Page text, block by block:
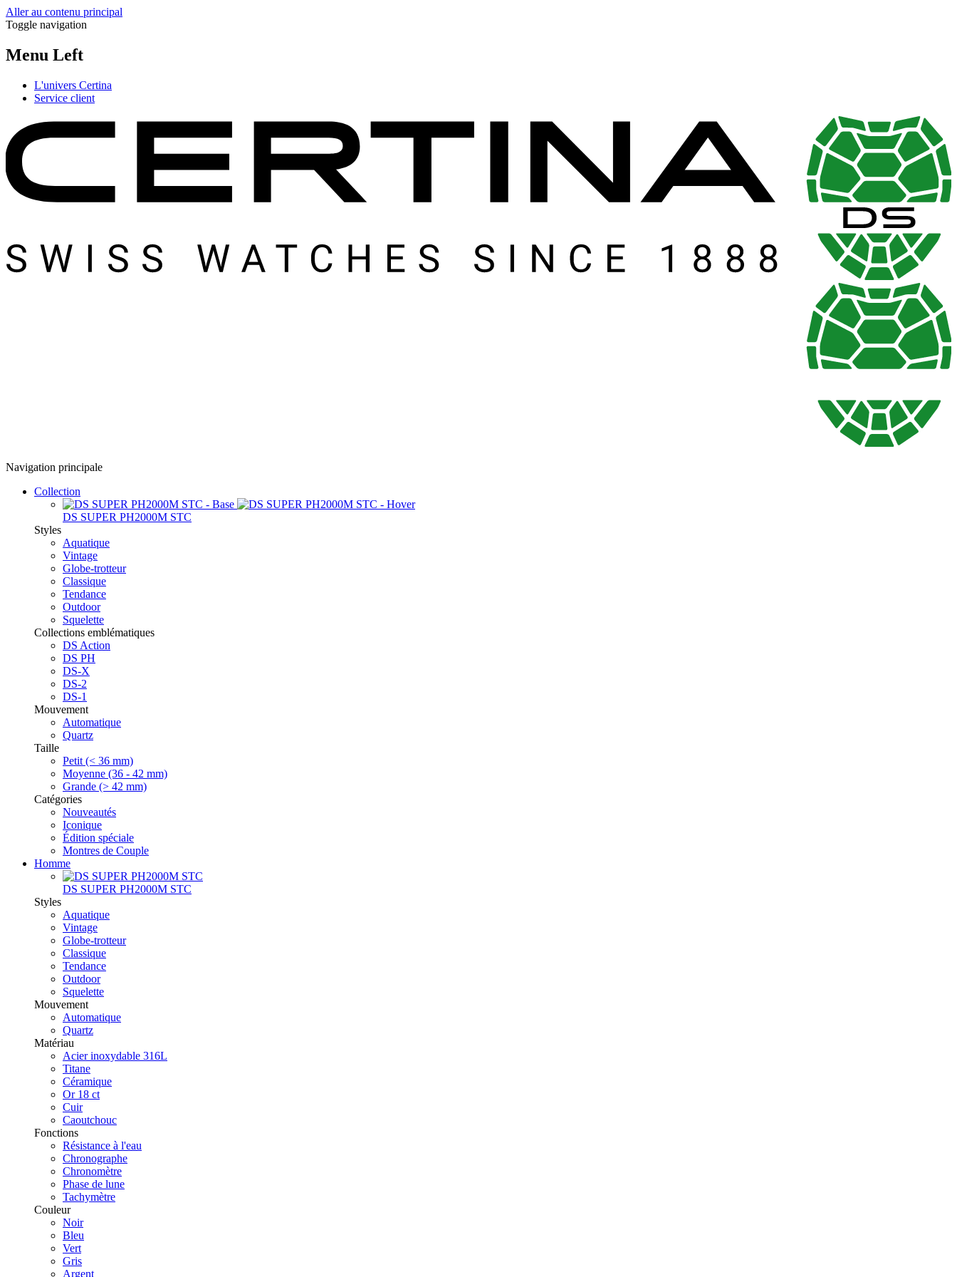
Aller au contenu principal
Toggle navigation
Menu Left
L'univers Certina
Service client
Navigation principale
Collection
DS SUPER PH2000M STC
Styles
Aquatique
Vintage
Globe-trotteur
Classique
Tendance
Outdoor
Squelette
Collections emblématiques
DS Action
DS PH
DS-X
DS-2
DS-1
Mouvement
Automatique
Quartz
Taille
Petit (< 36 mm)
Moyenne (36 - 42 mm)
Grande (> 42 mm)
Catégories
Nouveautés
Iconique
Édition spéciale
Montres de Couple
Homme
DS SUPER PH2000M STC
Styles
Aquatique
Vintage
Globe-trotteur
Classique
Tendance
Outdoor
Squelette
Mouvement
Automatique
Quartz
Matériau
Acier inoxydable 316L
Titane
Céramique
Or 18 ct
Cuir
Caoutchouc
Fonctions
Résistance à l'eau
Chronographe
Chronomètre
Phase de lune
Tachymètre
Couleur
Noir
Bleu
Vert
Gris
Argent